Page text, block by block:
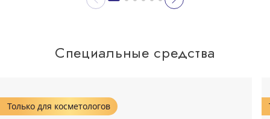
Специальные средства
Только для косметологов